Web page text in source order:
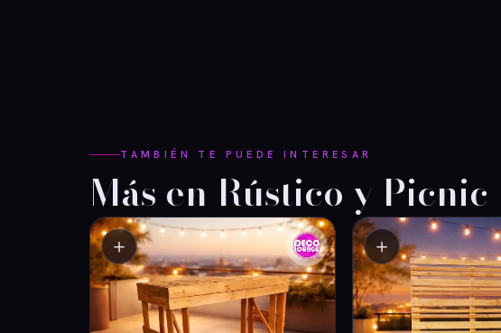
TAMBIÉN TE PUEDE INTERESAR
Más en Rústico y Picnic
＋ ＋